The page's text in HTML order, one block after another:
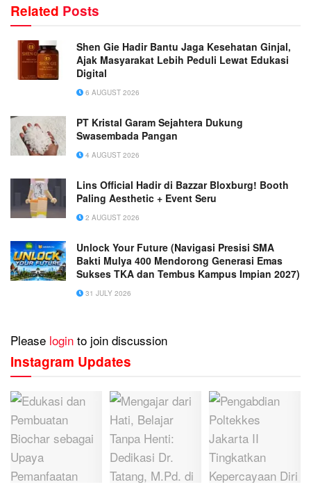
Related Posts
Shen Gie Hadir Bantu Jaga Kesehatan Ginjal,
Ajak Masyarakat Lebih Peduli Lewat Edukasi
Digital
6 AUGUST 2026
PT Kristal Garam Sejahtera Dukung
Swasembada Pangan
4 AUGUST 2026
Lins Official Hadir di Bazzar Bloxburg! Booth
Paling Aesthetic + Event Seru
2 AUGUST 2026
Unlock Your Future (Navigasi Presisi SMA
Bakti Mulya 400 Mendorong Generasi Emas
Sukses TKA dan Tembus Kampus Impian 2027)
31 JULY 2026
Please login to join discussion
Instagram Updates